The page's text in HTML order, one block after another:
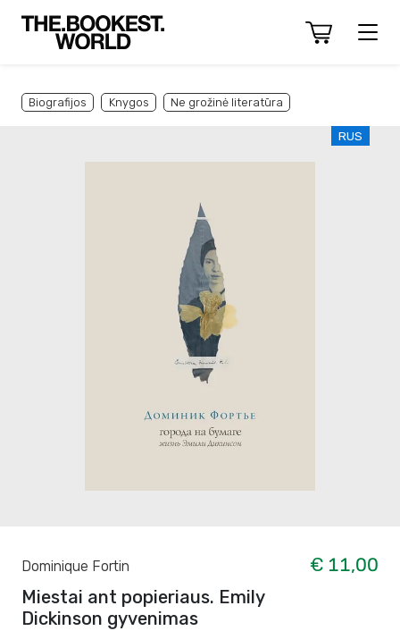
Biografijos Knygos Ne grožinė literatūra
RUS
Dominique Fortin
€ 11,00
Miestai ant popieriaus. Emily
Dickinson gyvenimas